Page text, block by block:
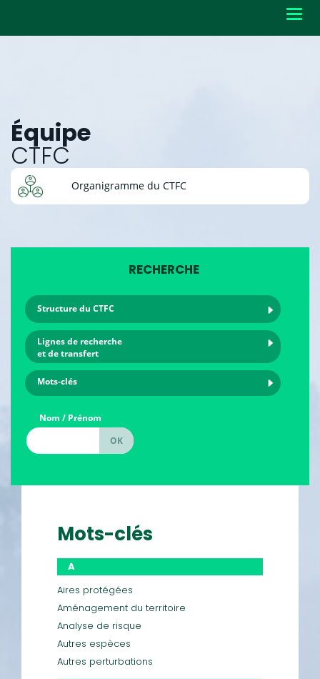
Équipe
CTFC
Organigramme du CTFC
RECHERCHE
Structure du CTFC
Lignes de recherche
et de transfert
Mots-clés
Nom / Prénom
Mots-clés
A
Aires protégées
Aménagement du territoire
Analyse de risque
Autres espèces
Autres perturbations